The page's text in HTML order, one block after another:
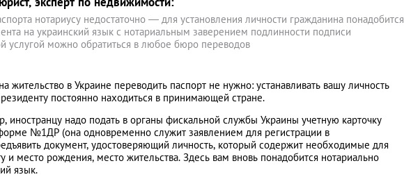
нотариусу недостаточно — для установления личности гражданина понадобится
на украинский язык с нотариальным заверением подлинности подписи
услугой можно обратиться в любое бюро переводов
жительство в Украине переводить паспорт не нужно: устанавливать вашу личность
постоянно находиться в принимающей стране.
надо подать в органы фискальной службы Украины учетную карточку
№1ДР (она одновременно служит заявлением для регистрации в
документ, удостоверяющий личность, который содержит необходимые для
место рождения, место жительства. Здесь вам вновь понадобится нотариально
язык.